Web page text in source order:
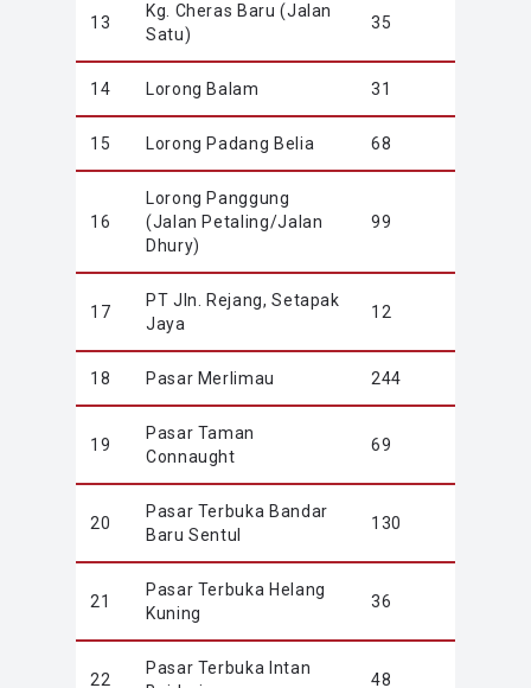
13
Kg. Cheras Baru (Jalan
Satu)
35
14 Lorong Balam 31
15 Lorong Padang Belia 68
16
Lorong Panggung
(Jalan Petaling/Jalan
Dhury)
99
17
PT Jln. Rejang, Setapak
Jaya
12
18 Pasar Merlimau 244
19
Pasar Taman
Connaught
69
20
Pasar Terbuka Bandar
Baru Sentul
130
21
Pasar Terbuka Helang
Kuning
36
22
Pasar Terbuka Intan
48